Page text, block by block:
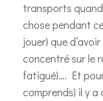
transports
chose pendant
jouer) que
concentré sur le
fatigué)…. Et
comprends) il y